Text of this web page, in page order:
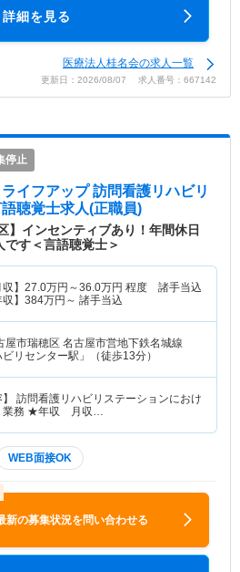
詳細を見る
医療法人桂名会の求人一覧
更新日：2026/08/07 求人番号：667142
停止
イフアップ 訪問看護リハビリ
聴覚士求人(正職員)
】インセンティブあり！年間休日
す＜言語聴覚士＞
】 27.0万円～36.0万円 程度 諸手当込
】 384万円～ 諸手当込
屋市瑞穂区 名古屋市営地下鉄名城線
ビリセンター駅」（徒歩13分）
】 訪問看護リハビリステーションにおけ
るリハビリ業務 ★年収 月収…
WEB面接OK
新の募集状況を問い合わせる